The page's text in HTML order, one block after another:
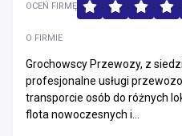
O FIRMIE
Grochowscy Przewozy, z
profesjonalne usługi
transporcie osób do różnych
flota nowoczesnych i...
OCEŃ FIRMĘ